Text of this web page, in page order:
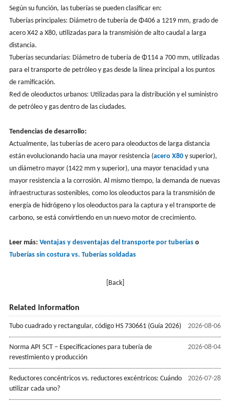
Según su función, las tuberías se pueden clasificar en:
Tuberías principales: Diámetro de tubería de Φ406 a 1219 mm, grado de
acero X42 a X80, utilizadas para la transmisión de alto caudal a larga
distancia.
Tuberías secundarias: Diámetro de tubería de Φ114 a 700 mm, utilizadas
para el transporte de petróleo y gas desde la línea principal a los puntos
de ramificación.
Red de oleoductos urbanos: Utilizadas para la distribución y el suministro
de petróleo y gas dentro de las ciudades.
Tendencias de desarrollo:
Actualmente, las tuberías de acero para oleoductos de larga distancia
están evolucionando hacia una mayor resistencia (acero X80y superior),
un diámetro mayor (1422 mm y superior), una mayor tenacidad y una
mayor resistencia a la corrosión. Al mismo tiempo, la demanda de nuevas
infraestructuras sostenibles, como los oleoductos para la transmisión de
energía de hidrógeno y los oleoductos para la captura y el transporte de
carbono, se está convirtiendo en un nuevo motor de crecimiento.
Leer más: Ventajas y desventajas del transporte por tuberíaso
Tuberías sin costura vs. Tuberías soldadas
[Back]
Related information
2026-08-06
Tubo cuadrado y rectangular, código HS 730661 (Guía 2026)
2026-08-04
Norma API 5CT – Especificaciones para tubería de
revestimiento y producción
2026-07-28
Reductores concéntricos vs. reductores excéntricos: Cuándo
utilizar cada uno?